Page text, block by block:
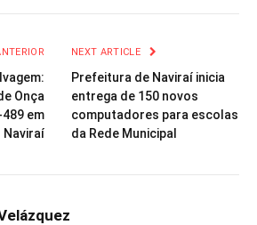
Onça
em
Naviraí
NEXT ARTICLE
Prefeitura de Naviraí inicia
entrega de 150 novos
computadores para escolas
da Rede Municipal